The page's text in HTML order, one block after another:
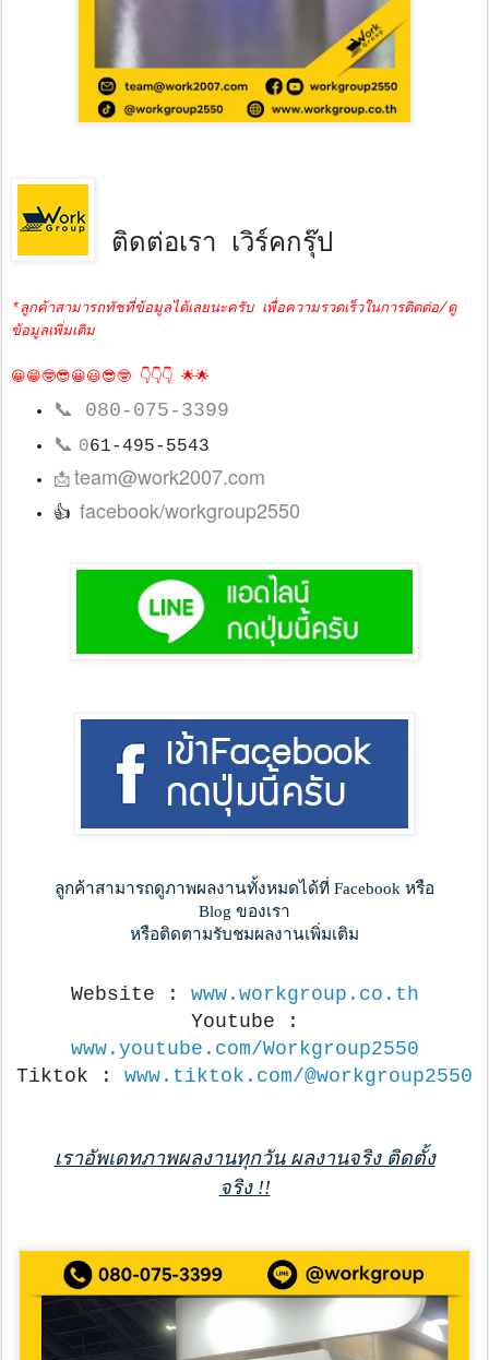
ติดต่อเรา เวิร์คกรุ๊ป
*ลูกค้าสามารถทัชที่ข้อมูลได้เลยนะครับ เพื่อความรวดเร็วในการติดต่อ/ดู
ข้อมูลเพิ่มเติม
😀😁🤓😎😀😃😎🤓 👇👇👇 🌟🌟
📞 080-075-3399
📞 061-495-5543
📩team@work2007.com
👍 facebook/workgroup2550
ลูกค้าสามารถดูภาพผลงานทั้งหมดได้ที่ Facebook หรือ
Blog ของเรา
หรือติดตามรับชมผลงานเพิ่มเติม
Website : www.workgroup.co.th
Youtube :
www.youtube.com/Workgroup2550
Tiktok : www.tiktok.com/@workgroup2550
เราอัพเดทภาพผลงานทุกวัน ผลงานจริง ติดตั้ง
จริง !!